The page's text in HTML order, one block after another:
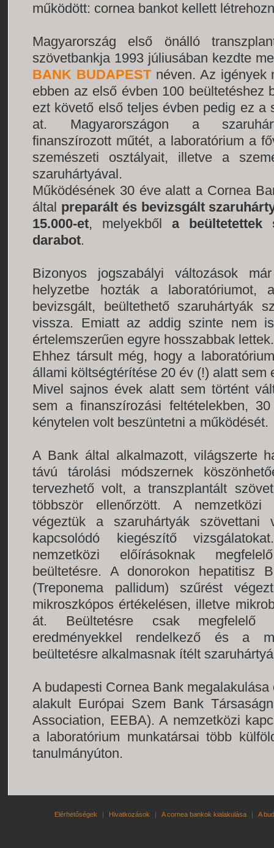
működött: cornea bankot kellett
Magyarország első önálló
szövetbankja 1993 júliusában kezdte
BANK BUDAPESTnéven. Az igények
ebben az első évben 100 beültetéshez
ezt követő első teljes évben pedig ez a
at. Magyarországon a
finanszírozott műtét, a laboratórium a
szemészeti osztályait, illetve a
szaruhártyával.
Működésének 30 éve alatt a Cornea
által preparált és bevizsgált
15.000-et, melyekből a beültetettek
darabot.
Bizonyos jogszabályi változások
helyzetbe hozták a laboratóriumot,
bevizsgált, beültethető szaruhártyák
vissza. Emiatt az addig szinte nem
értelemszerűen egyre hosszabbak lettek.
Ehhez társult még, hogy a
állami költségtérítése 20 év (!) alatt sem
Mivel sajnos évek alatt sem történt
sem a finanszírozási feltételekben,
kénytelen volt beszüntetni a működését.
A Bank által alkalmazott, világszerte
távú tárolási módszernek
tervezhető volt, a transzplantált
többször ellenőrzött. A nemzetközi
végeztük a szaruhártyák
kapcsolódó kiegészítő
nemzetközi előírásoknak
beültetésre. A donorokon
(Treponema pallidum) szűrést
mikroszkópos értékelésen, illetve
át. Beültetésre csak megfelelő
eredményekkel rendelkező és a
beültetésre alkalmasnak ítélt
A budapesti Cornea Bank
alakult Európai Szem Bank
Association, EEBA). A nemzetközi
a laboratórium munkatársai több
tanulmányúton.
Elérhetőségek | Hivatkozások | A cornea bankok kialakulása | A